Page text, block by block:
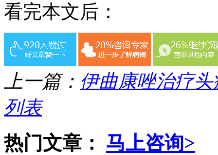
看完本文后：
上一篇： 伊曲康唑治疗
列表
热门文章： 马上咨询>